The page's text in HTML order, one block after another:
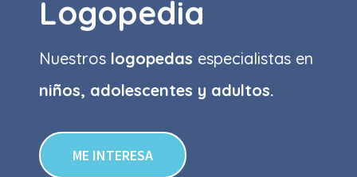
Logopedia
Nuestros logopedas especialistas en
niños, adolescentes y adultos.
ME INTERESA